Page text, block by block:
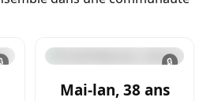
🔒
Mai-lan, 38 ans